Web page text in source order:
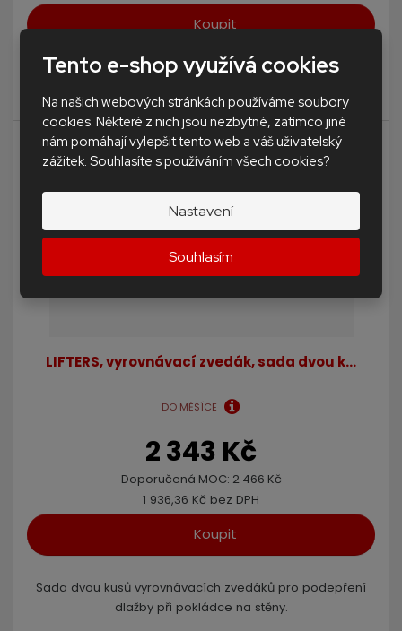
Tento e-shop využívá cookies
Na našich webových stránkách používáme soubory
cookies. Některé z nich jsou nezbytné, zatímco jiné
nám pomáhají vylepšit tento web a váš uživatelský
zážitek. Souhlasíte s používáním všech cookies?
Nastavení
Souhlasím
Koupit
Profesionální vymývací set Washboy Maxilla Expert2 se
třemi ždímacími válečky a ...
LIFTERS, vyrovnávací zvedák, sada dvou k...
2 343 Kč
Doporučená MOC: 2 466 Kč
1 936,36 Kč bez DPH
Koupit
DO MĚSÍCE
Sada dvou kusů vyrovnávacích zvedáků pro podepření
dlažby při pokládce na stěny.